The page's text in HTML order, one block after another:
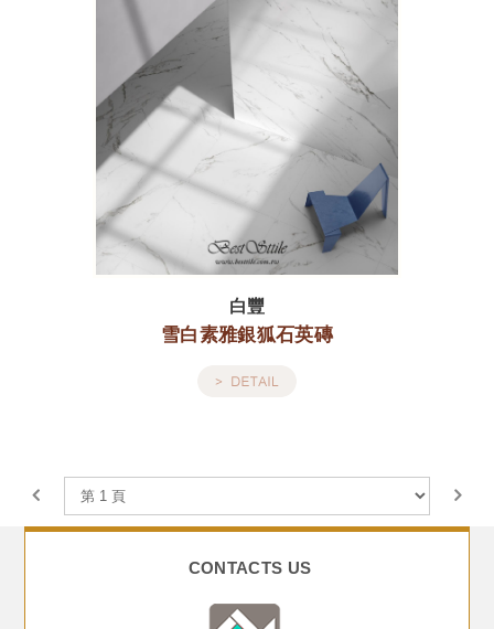
白豐
雪白素雅銀狐石英磚
CONTACTS US